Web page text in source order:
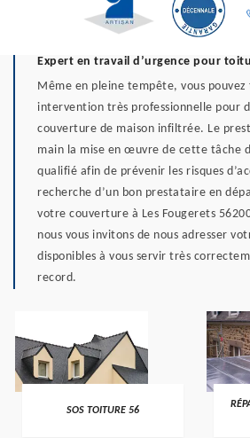
Expert en travail d’urgence pour
Même en pleine tempête, vous
intervention très professionnelle pour
couverture de maison infiltrée. Le
main la mise en œuvre de cette tâche
qualifié afin de prévenir les risques
recherche d’un bon prestataire en
votre couverture à Les Fougerets
nous vous invitons de nous adresser
disponibles à vous servir très
record.
>
SOS TOITURE 56